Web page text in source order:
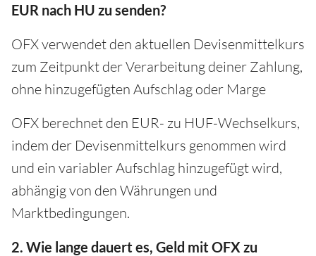
EUR nach HU zu senden?
OFX verwendet den aktuellen Devisenmittelkurs
zum Zeitpunkt der Verarbeitung deiner Zahlung,
ohne hinzugefügten Aufschlag oder Marge
OFX berechnet den EUR- zu HUF-Wechselkurs,
indem der Devisenmittelkurs genommen wird
und ein variabler Aufschlag hinzugefügt wird,
abhängig von den Währungen und
Marktbedingungen.
2. Wie lange dauert es, Geld mit OFX zu